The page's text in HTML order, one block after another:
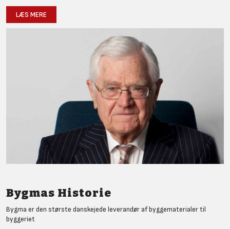
LÆS MERE
Bygmas Historie
Bygma er den største danskejede leverandør af byggematerialer til
byggeriet